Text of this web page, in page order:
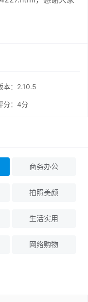
本：2.10.5
： 4分
商务办公
拍照美颜
生活实用
网络购物